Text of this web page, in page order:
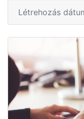
Létrehozás